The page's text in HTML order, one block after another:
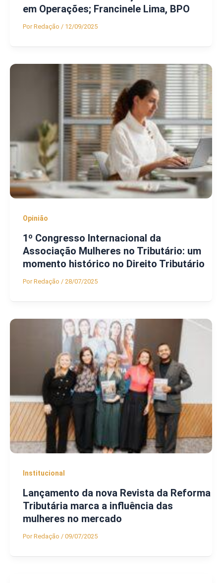
em Operações; Francinele Lima, BPO
PorRedação / 12/09/2025
Opinião
1º Congresso Internacional da
Associação Mulheres no Tributário: um
momento histórico no Direito Tributário
PorRedação / 28/07/2025
Institucional
Lançamento da nova Revista da Reforma
Tributária marca a influência das
mulheres no mercado
PorRedação / 09/07/2025